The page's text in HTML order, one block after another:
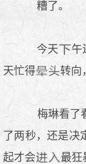
糟了。
今天
午
天忙得
转向
梅琳看了
了两秒，还是决
起才会
最狂